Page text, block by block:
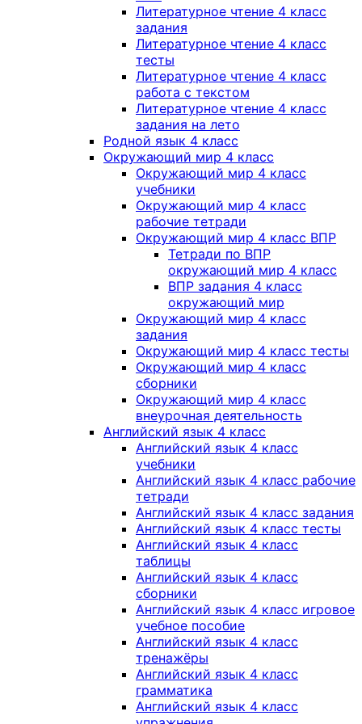
Литературное чтение 4 класс
задания
Литературное чтение 4 класс
тесты
Литературное чтение 4 класс
работа с текстом
Литературное чтение 4 класс
задания на лето
Родной язык 4 класс
Окружающий мир 4 класс
Окружающий мир 4 класс
учебники
Окружающий мир 4 класс
рабочие тетради
Окружающий мир 4 класс ВПР
Тетради по ВПР
окружающий мир 4 класс
ВПР задания 4 класс
окружающий мир
Окружающий мир 4 класс
задания
Окружающий мир 4 класс тесты
Окружающий мир 4 класс
сборники
Окружающий мир 4 класс
внеурочная деятельность
Английский язык 4 класс
Английский язык 4 класс
учебники
Английский язык 4 класс рабочие
тетради
Английский язык 4 класс задания
Английский язык 4 класс тесты
Английский язык 4 класс
таблицы
Английский язык 4 класс
сборники
Английский язык 4 класс игровое
учебное пособие
Английский язык 4 класс
тренажёры
Английский язык 4 класс
грамматика
Английский язык 4 класс